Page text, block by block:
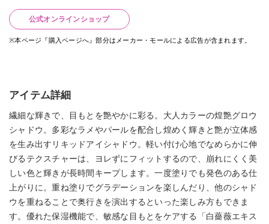
公式オンラインショップ
※本ページ『購入ページへ』部分はメーカー・モールによる広告が含まれます。
アイテム詳細
繊細な輝きで、目もとを艶やかに彩る。大人カラーの煌艶グロウ
シャドウ。多彩なラメやパールを配合し煌めく輝きと艶が立体感
を生み出すリキッドアイシャドウ。軽い付け心地でなめらかに伸
びるテクスチャーは、ヨレずにフィットするので、崩れにくく美
しい色と輝きが長時間キープします。一度塗りでも発色のある仕
上がりに。重ね塗りでグラデーションを楽しんだり、他のシャド
ウを重ねることで奥行きを演出するといった楽しみ方もできま
す。優れた保湿機能で、敏感な目もとをケアする「白薔薇エキス